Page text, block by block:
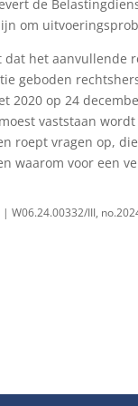
de
om
dat het
geboden
2020 op 24
vaststaan
roept vragen op,
waarom voor een
W06.24.00332/III,